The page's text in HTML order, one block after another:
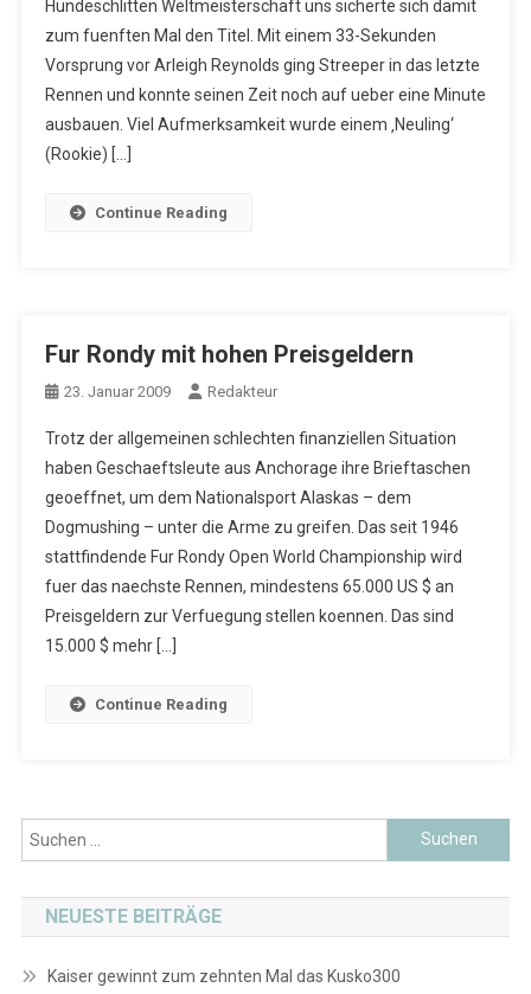
Hundeschlitten Weltmeisterschaft uns sicherte sich damit
zum fuenften Mal den Titel. Mit einem 33-Sekunden
Vorsprung vor Arleigh Reynolds ging Streeper in das letzte
Rennen und konnte seinen Zeit noch auf ueber eine Minute
ausbauen. Viel Aufmerksamkeit wurde einem ‚Neuling‘
(Rookie) […]
Continue Reading
Fur Rondy mit hohen Preisgeldern
23. Januar 2009 Redakteur
Trotz der allgemeinen schlechten finanziellen Situation
haben Geschaeftsleute aus Anchorage ihre Brieftaschen
geoeffnet, um dem Nationalsport Alaskas – dem
Dogmushing – unter die Arme zu greifen. Das seit 1946
stattfindende Fur Rondy Open World Championship wird
fuer das naechste Rennen, mindestens 65.000 US $ an
Preisgeldern zur Verfuegung stellen koennen. Das sind
15.000 $ mehr […]
Continue Reading
Suchen
nach:
NEUESTE BEITRÄGE
Kaiser gewinnt zum zehnten Mal das Kusko300